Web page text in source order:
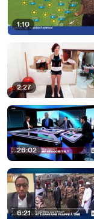
1:10
2:27
26:02
6:21